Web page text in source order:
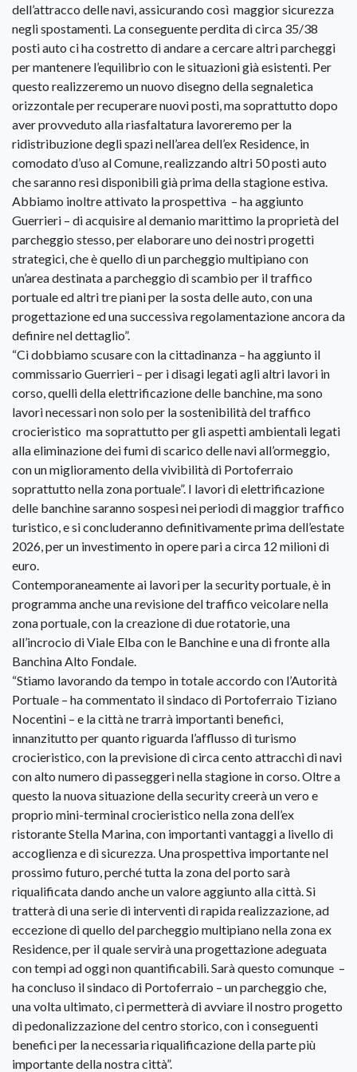
dell’attracco delle navi, assicurando così maggior sicurezza
negli spostamenti. La conseguente perdita di circa 35/38
posti auto ci ha costretto di andare a cercare altri parcheggi
per mantenere l’equilibrio con le situazioni già esistenti. Per
questo realizzeremo un nuovo disegno della segnaletica
orizzontale per recuperare nuovi posti, ma soprattutto dopo
aver provveduto alla riasfaltatura lavoreremo per la
ridistribuzione degli spazi nell’area dell’ex Residence, in
comodato d’uso al Comune, realizzando altri 50 posti auto
che saranno resi disponibili già prima della stagione estiva.
Abbiamo inoltre attivato la prospettiva – ha aggiunto
Guerrieri – di acquisire al demanio marittimo la proprietà del
parcheggio stesso, per elaborare uno dei nostri progetti
strategici, che è quello di un parcheggio multipiano con
un’area destinata a parcheggio di scambio per il traffico
portuale ed altri tre piani per la sosta delle auto, con una
progettazione ed una successiva regolamentazione ancora da
definire nel dettaglio”.
“Ci dobbiamo scusare con la cittadinanza – ha aggiunto il
commissario Guerrieri – per i disagi legati agli altri lavori in
corso, quelli della elettrificazione delle banchine, ma sono
lavori necessari non solo per la sostenibilità del traffico
crocieristico ma soprattutto per gli aspetti ambientali legati
alla eliminazione dei fumi di scarico delle navi all’ormeggio,
con un miglioramento della vivibilità di Portoferraio
soprattutto nella zona portuale”. I lavori di elettrificazione
delle banchine saranno sospesi nei periodi di maggior traffico
turistico, e si concluderanno definitivamente prima dell’estate
2026, per un investimento in opere pari a circa 12 milioni di
euro.
Contemporaneamente ai lavori per la security portuale, è in
programma anche una revisione del traffico veicolare nella
zona portuale, con la creazione di due rotatorie, una
all’incrocio di Viale Elba con le Banchine e una di fronte alla
Banchina Alto Fondale.
“Stiamo lavorando da tempo in totale accordo con l’Autorità
Portuale – ha commentato il sindaco di Portoferraio Tiziano
Nocentini – e la città ne trarrà importanti benefici,
innanzitutto per quanto riguarda l’afflusso di turismo
crocieristico, con la previsione di circa cento attracchi di navi
con alto numero di passeggeri nella stagione in corso. Oltre a
questo la nuova situazione della security creerà un vero e
proprio mini-terminal crocieristico nella zona dell’ex
ristorante Stella Marina, con importanti vantaggi a livello di
accoglienza e di sicurezza. Una prospettiva importante nel
prossimo futuro, perché tutta la zona del porto sarà
riqualificata dando anche un valore aggiunto alla città. Si
tratterà di una serie di interventi di rapida realizzazione, ad
eccezione di quello del parcheggio multipiano nella zona ex
Residence, per il quale servirà una progettazione adeguata
con tempi ad oggi non quantificabili. Sarà questo comunque –
ha concluso il sindaco di Portoferraio – un parcheggio che,
una volta ultimato, ci permetterà di avviare il nostro progetto
di pedonalizzazione del centro storico, con i conseguenti
benefici per la necessaria riqualificazione della parte più
importante della nostra città”.